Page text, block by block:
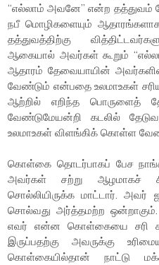
“எல்லாம் அவனே” என்ற தத்துவம்
நபீ மொழிகளையும்
தத்துவத்திற்கு
ஆகையால் அவர்கள் கூறும்
ஆதாரம் தேவையாயின்
வேண்டும் என்பதை உலமாஉகள்
ஆற்றில் எறிந்த பொருளைத்
வேண்டுமேயன்றி கடலில்
உலமாஉகள் விளங்கிக் கொள்ள
கொள்கை தொடர்பாகப் பேச
அவர்கள் சற்று ஆழமாகச்
சொல்லியிருக்க மாட்டார். அவர்
சொல்வது அர்த்தமற்ற
எவர் என்ன கொள்கையை சரி
இருப்பதற்கு அவருக்கு
கொள்கையில்தான் நாட்டு